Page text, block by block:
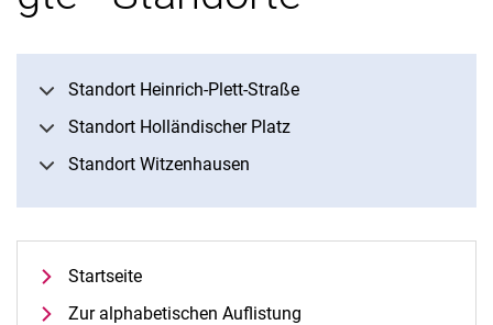
Standort Heinrich-Plett-Straße
Standort Holländischer Platz
Standort Witzenhausen
Startseite
Zur alphabetischen Auflistung